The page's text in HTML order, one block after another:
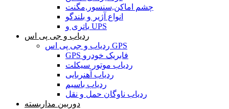
چشم اماکن,سنسور,مگنت
انواع آژیر و بلندگو
باتری و UPS
ردیاب و جی پی اس
ردیاب و جی پی اس GPS
GPS فابریک خودرو
ردیاب موتور سیکلت
ردیاب آهنربایی
ردیاب باسیم
ردیاب ناوگان حمل و نقل
دوربین مداربسته